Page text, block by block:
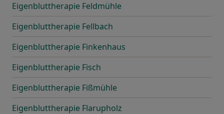
Eigenbluttherapie Feldmühle
Eigenbluttherapie Fellbach
Eigenbluttherapie Finkenhaus
Eigenbluttherapie Fisch
Eigenbluttherapie Fißmühle
Eigenbluttherapie Flarupholz